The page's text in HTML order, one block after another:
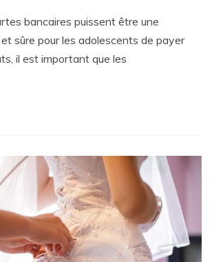
bancaires puissent être une
sûre pour les adolescents de payer
il est important que les